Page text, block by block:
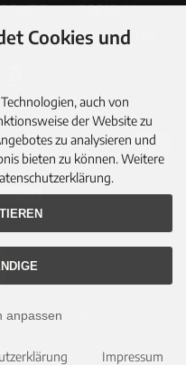
IMPRESSUM
NEWSLETTER
GmbH • All rights reserved
Cookies und
auch von
der Website zu
zu analysieren und
bieten zu können. Weitere
anpassen
Impressum